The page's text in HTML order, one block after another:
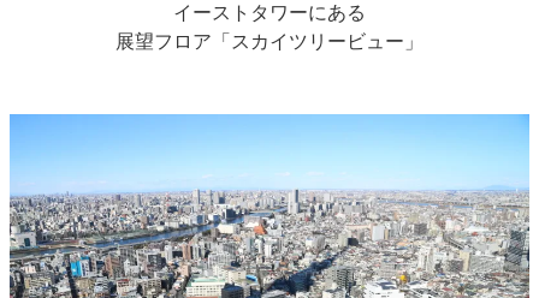
イーストタワーにある
展望フロア「スカイツリービュー」